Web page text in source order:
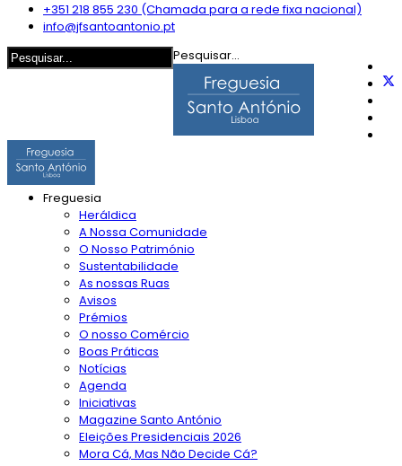
+351 218 855 230 (Chamada para a rede fixa nacional)
info@jfsantoantonio.pt
Pesquisar...
Freguesia
Heráldica
A Nossa Comunidade
O Nosso Património
Sustentabilidade
As nossas Ruas
Avisos
Prémios
O nosso Comércio
Boas Práticas
Notícias
Agenda
Iniciativas
Magazine Santo António
Eleições Presidenciais 2026
Mora Cá, Mas Não Decide Cá?